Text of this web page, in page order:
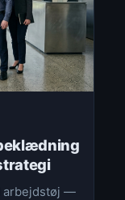
arbejdstøj —